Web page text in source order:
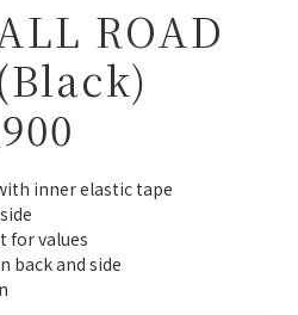
ROAD
inner elastic tape
for values
back and side